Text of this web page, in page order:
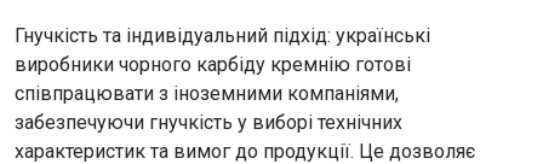
Гнучкість та індивідуальний підхід: українські
виробники чорного карбіду кремнію готові
співпрацювати з іноземними компаніями,
забезпечуючи гнучкість у виборі технічних
характеристик та вимог до продукції. Це дозволяє